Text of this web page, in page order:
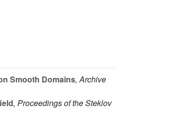
Smooth Domains, Archive
, Proceedings of the Steklov